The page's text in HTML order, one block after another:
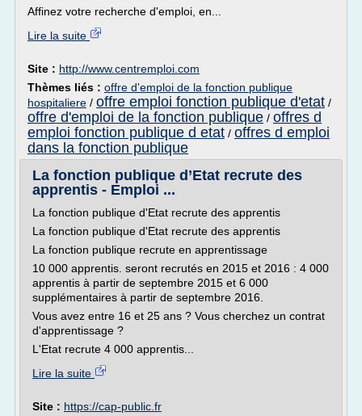
Affinez votre recherche d'emploi, en...
Lire la suite
Site : http://www.centremploi.com
Thèmes liés : offre d'emploi de la fonction publique
hospitaliere / offre emploi fonction publique d'etat /
offre d'emploi de la fonction publique / offres d
emploi fonction publique d etat / offres d emploi
dans la fonction publique
La fonction publique d’Etat recrute des
apprentis - Emploi ...
La fonction publique d'Etat recrute des apprentis
La fonction publique d'Etat recrute des apprentis
La fonction publique recrute en apprentissage
10 000 apprentis. seront recrutés en 2015 et 2016 : 4 000
apprentis à partir de septembre 2015 et 6 000
supplémentaires à partir de septembre 2016.
Vous avez entre 16 et 25 ans ? Vous cherchez un contrat
d'apprentissage ?
L'Etat recrute 4 000 apprentis...
Lire la suite
Site : https://cap-public.fr